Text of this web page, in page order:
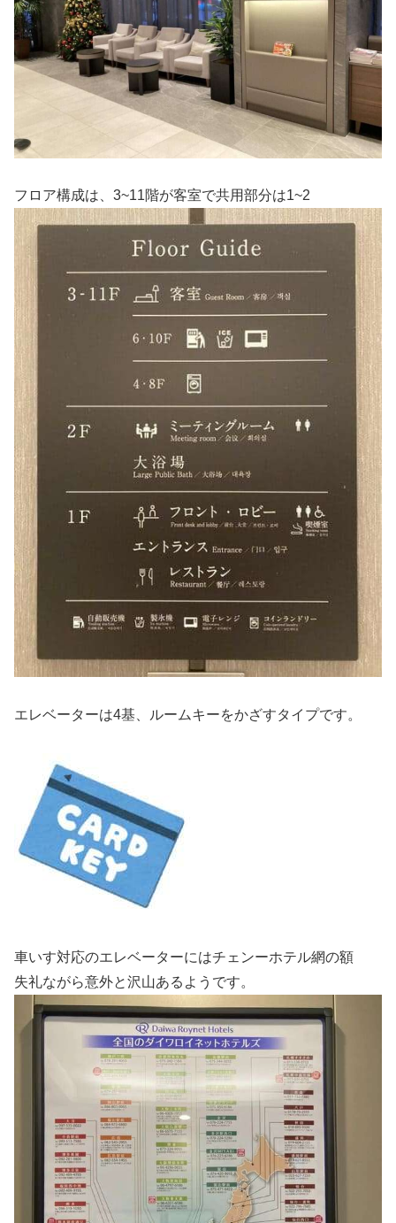
フロア構成は、3~11階が客室で共用部分は1~2
エレベーターは4基、ルームキーをかざすタイプです。
車いす対応のエレベーターにはチェンーホテル網の額
失礼ながら意外と沢山あるようです。